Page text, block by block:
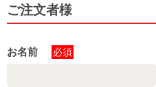
ご注文者様
お名前 必須